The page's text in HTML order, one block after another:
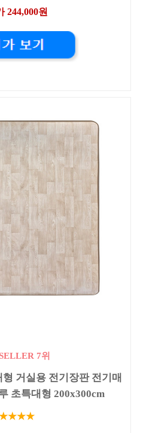
244,000원
7위
거실용 전기장판 전기매
초특대형 200x300cm